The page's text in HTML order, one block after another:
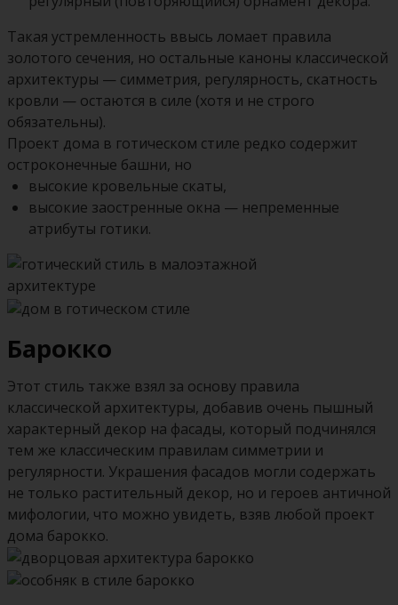
Такая устремленность ввысь ломает правила
золотого сечения, но остальные каноны классической
архитектуры — симметрия, регулярность, скатность
кровли — остаются в силе (хотя и не строго
обязательны).
Проект дома в готическом стиле редко содержит
остроконечные башни, но
высокие кровельные скаты,
высокие заостренные окна — непременные
атрибуты готики.
Барокко
Этот стиль также взял за основу правила
классической архитектуры, добавив очень пышный
характерный декор на фасады, который подчинялся
тем же классическим правилам симметрии и
регулярности. Украшения фасадов могли содержать
не только растительный декор, но и героев античной
мифологии, что можно увидеть, взяв любой проект
дома барокко.